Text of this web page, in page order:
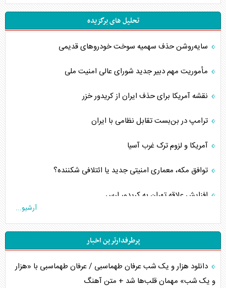
تحلیل های برگزیده
سایه‌روشن حذف سهمیه سوخت خودروهای قدیمی
مأموریت مهم دبیر جدید شورای عالی امنیت ملی
نقشه آمریکا برای حذف ایران از کریدور خزر
ترامپ در بن‌بست تقابل نظامی با ایران
آمریکا و لزوم ترک غرب آسیا
توافق مکه، معماری امنیتی جدید یا ائتلافی شکننده؟
افزایش علاقه تهران به کریدور ارس
خبرنگار، معمار تصاویر حماسی در جنگ روایت‌ها
آرشیو...
پرطرفدارترین اخبار
دانلود هزار و یک شب عرفان طهماسبی / عرفان طهماسبی با «هزار
و یک شب» مهمان قلب‌ها شد + متن آهنگ